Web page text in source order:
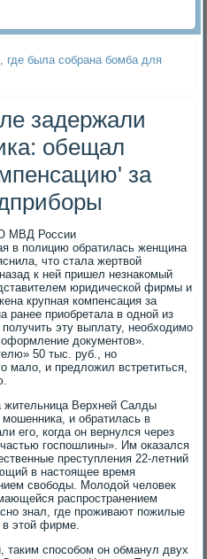
где была собрана бомба для
задержали
обещал
за
МВД России
в полицию обратилась женщина
что стала жертвой
к ней пришел незнакомый
юридической фирмы и
крупная компенсация за
ранее приобретала в одной из
эту выплату, необходимо
документов».
50 тыс. руб., но
мало, и предложил встретиться,
жительница Верхней Салды
и обратилась в
его, когда он вернулся через
госпошлины». Им оказался
преступления 22-летний
в настоящее время
свободы. Молодой человек
распространением
знал, где проживают пожилые
в этой фирме.
таким способом он обманул двух